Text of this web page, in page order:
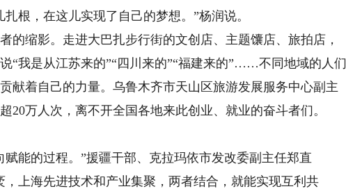
根，在这儿实现了自己的梦想。”杨润说。
缩影。走进大巴扎步行街的文创店、主题馕店、旅拍店，
“我是从江苏来的”“四川来的”“福建来的”……不同地域的人们
献着自己的力量。乌鲁木齐市天山区旅游发展服务中心副主
20万人次，离不开全国各地来此创业、就业的奋斗者们。
能的过程。”援疆干部、克拉玛依市发改委副主任郑直
上海先进技术和产业集聚，两者结合，就能实现互利共